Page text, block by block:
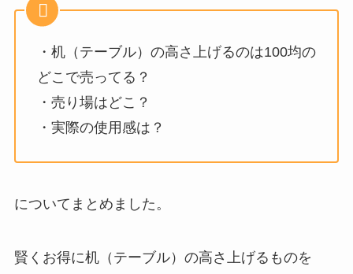
・机（テーブル）の高さ上げるのは100均の
どこで売ってる？
・売り場はどこ？
・実際の使用感は？
についてまとめました。
賢くお得に机（テーブル）の高さ上げるものを